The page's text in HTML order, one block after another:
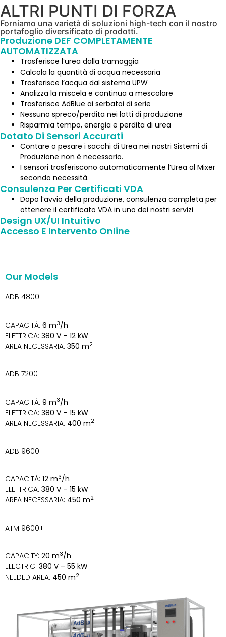
ALTRI PUNTI DI FORZA
Forniamo una varietà di soluzioni high-tech con il nostro
portafoglio diversificato di prodotti.
Produzione DEF COMPLETAMENTE
AUTOMATIZZATA
Trasferisce l’urea dalla tramoggia
Calcola la quantità di acqua necessaria
Trasferisce l’acqua dal sistema UPW
Analizza la miscela e continua a mescolare
Trasferisce AdBlue ai serbatoi di serie
Nessuno spreco/perdita nei lotti di produzione
Risparmia tempo, energia e perdita di urea
Dotato Di Sensori Accurati
Contare o pesare i sacchi di Urea nei nostri Sistemi di
Produzione non è necessario.
I sensori trasferiscono automaticamente l’Urea al Mixer
secondo necessità.
Consulenza Per Certificati VDA
Dopo l’avvio della produzione, consulenza completa per
ottenere il certificato VDA in uno dei nostri servizi
Design UX/UI Intuitivo
Accesso E Intervento Online
Our Models
ADB 4800
CAPACITÀ: 6 m3/h
ELETTRICA: 380 V – 12 kW
AREA NECESSARIA: 350 m2
ADB 7200
CAPACITÀ: 9 m3/h
ELETTRICA: 380 V – 15 kW
AREA NECESSARIA: 400 m2
ADB 9600
CAPACITÀ: 12 m3/h
ELETTRICA: 380 V – 15 kW
AREA NECESSARIA: 450 m2
ATM 9600+
CAPACITY: 20 m3/h
ELECTRIC: 380 V – 55 kW
NEEDED AREA: 450 m2